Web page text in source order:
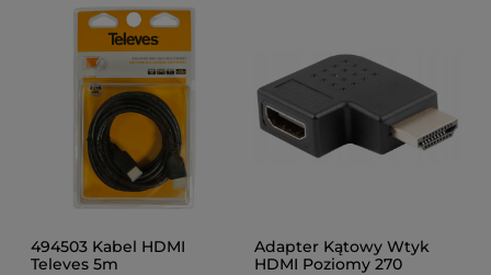
494503 Kabel HDMI
Televes 5m
Adapter Kątowy Wtyk
HDMI Poziomy 270